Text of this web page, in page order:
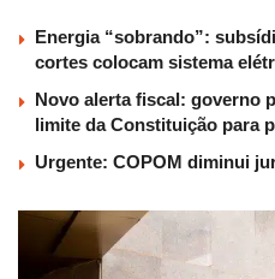
Energia “sobrando”:
cortes colocam sistema
Novo alerta fiscal: governo
limite da Constituição para
Urgente: COPOM diminui